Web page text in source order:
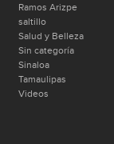
Ramos Arizpe
saltillo
Salud y Belleza
Sin categoría
Sinaloa
Tamaulipas
Videos